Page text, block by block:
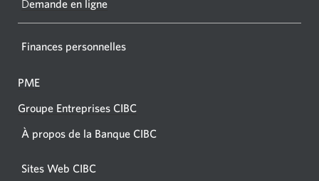
Demande en ligne
Finances personnelles
PME
Groupe Entreprises CIBC
À propos de la Banque CIBC
Sites Web CIBC